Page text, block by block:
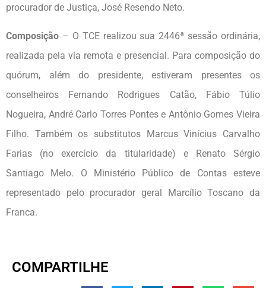
procurador de Justiça, José Resendo Neto.
Composição – O TCE realizou sua 2446ª sessão ordinária,
realizada pela via remota e presencial. Para composição do
quórum, além do presidente, estiveram presentes os
conselheiros Fernando Rodrigues Catão, Fábio Túlio
Nogueira, André Carlo Torres Pontes e Antônio Gomes Vieira
Filho. Também os substitutos Marcus Vinícius Carvalho
Farias (no exercício da titularidade) e Renato Sérgio
Santiago Melo. O Ministério Público de Contas esteve
representado pelo procurador geral Marcílio Toscano da
Franca.
COMPARTILHE